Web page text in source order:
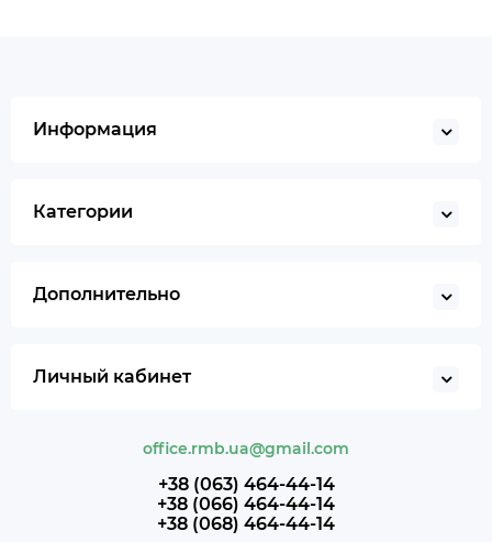
Информация
Категории
Дополнительно
Личный кабинет
office.rmb.ua@gmail.com
+38 (063) 464-44-14
+38 (066) 464-44-14
+38 (068) 464-44-14